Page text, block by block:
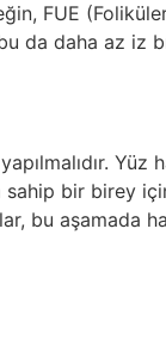
FUE
da daha az iz
Yüz
bir birey
bu aşamada